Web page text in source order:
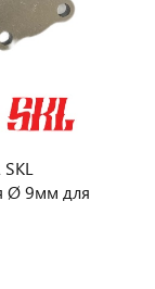
Ø 9мм для